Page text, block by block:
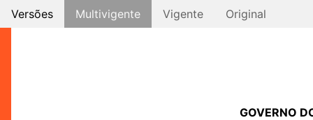
Versões Multivigente Vigente Original
GOVERNO